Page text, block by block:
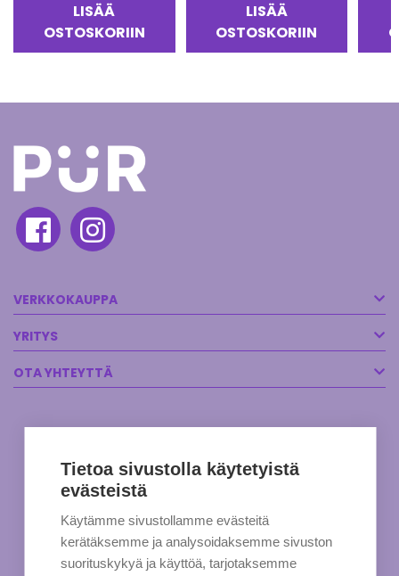
LISÄÄ
OSTOSKORIIN
LISÄÄ
OSTOSKORIIN
VERKKOKAUPPA
YRITYS
OTA YHTEYTTÄ
Tietoa sivustolla käytetyistä
evästeistä
Käytämme sivustollamme evästeitä
kerätäksemme ja analysoidaksemme sivuston
suorituskykyä ja käyttöä, tarjotaksemme